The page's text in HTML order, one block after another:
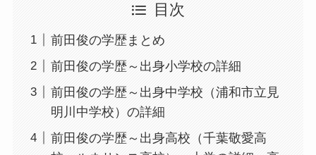
目次
前田俊の学歴まとめ
前田俊の学歴～出身小学校の詳細
前田俊の学歴～出身中学校（浦和市立見
明川中学校）の詳細
前田俊の学歴～出身高校（千葉敬愛高